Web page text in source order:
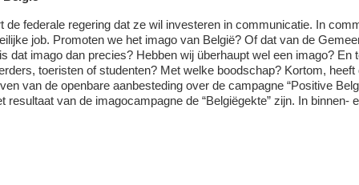
de federale regering dat ze wil investeren in communicatie. In
job. Promoten we het imago van België? Of dat van de
dat imago dan precies? Hebben wij überhaupt wel een imago? En
toeristen of studenten? Met welke boodschap? Kortom,
van de openbare aanbesteding over de campagne “Positive
resultaat van de imagocampagne de “Belgiëgekte” zijn. In